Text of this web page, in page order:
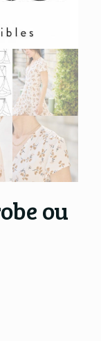
ou